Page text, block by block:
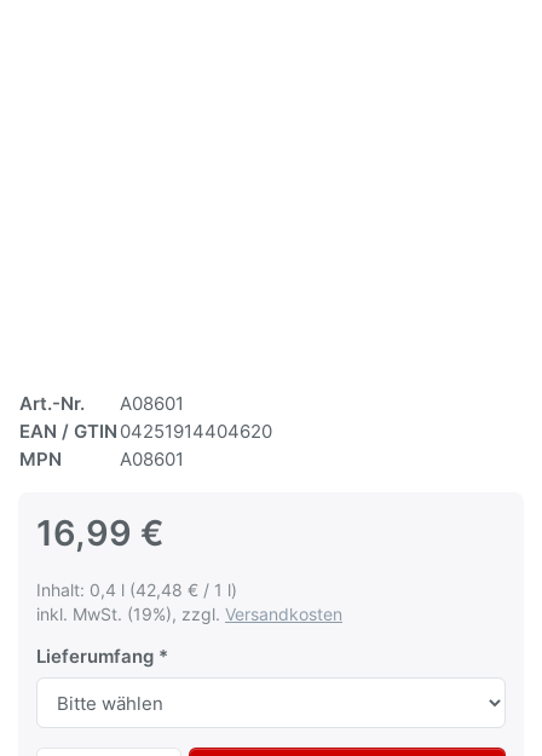
Art.-Nr.
A08601
EAN / GTIN 04251914404620
MPN
A08601
16,99 €
Inhalt: 0,4 l (42,48 € / 1 l)
inkl. MwSt. (19%), zzgl. Versandkosten
Lieferumfang